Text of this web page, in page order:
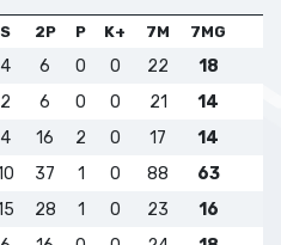
S 2P P K+ 7M 7MG
4 6 0 0 22
18
2 6 0 0 21
14
4 16 2 0 17
14
37 1 0 88
63
28 1 0 23
16